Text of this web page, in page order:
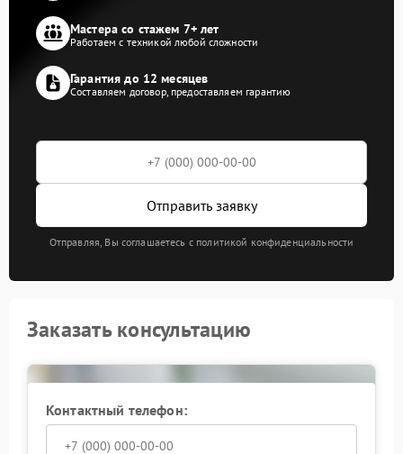
Мастера со стажем 7+ лет
Работаем с техникой любой сложности
Гарантия до 12 месяцев
Составляем договор, предоставляем гарантию
Отправить заявку
Отправляя, Вы соглашаетесь с политикой конфиденциальности
Заказать консультацию
Контактный телефон: